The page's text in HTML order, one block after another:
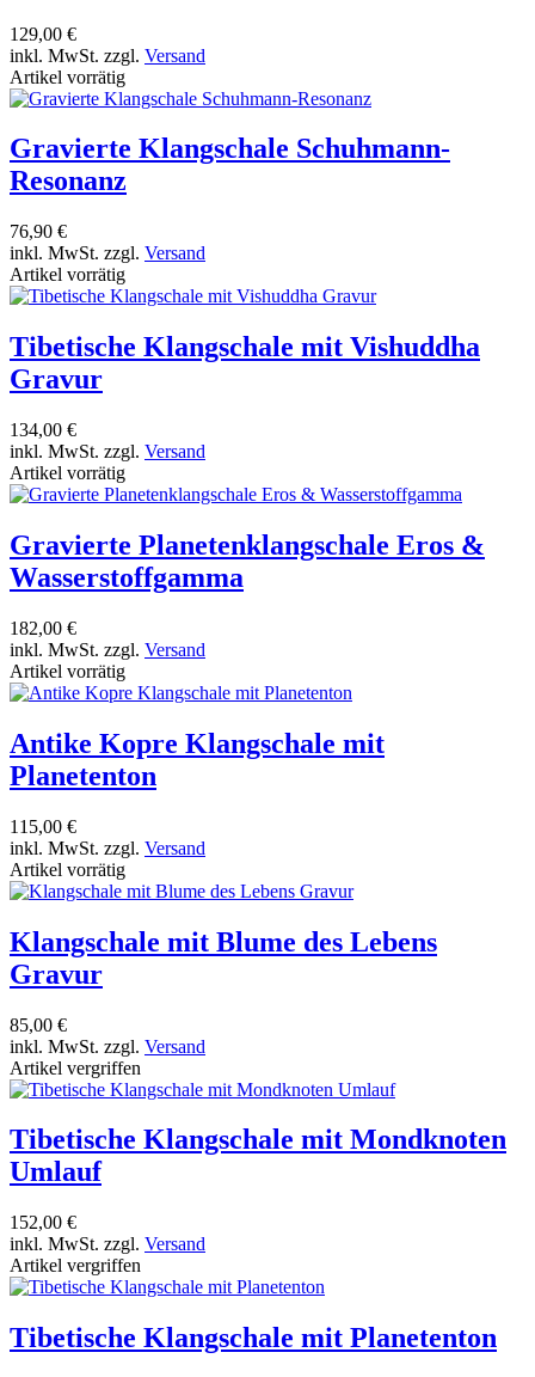
129,00 €
inkl. MwSt. zzgl. Versand
Artikel vorrätig
Gravierte Klangschale Schuhmann-
Resonanz
76,90 €
inkl. MwSt. zzgl. Versand
Artikel vorrätig
Tibetische Klangschale mit Vishuddha
Gravur
134,00 €
inkl. MwSt. zzgl. Versand
Artikel vorrätig
Gravierte Planetenklangschale Eros &
Wasserstoffgamma
182,00 €
inkl. MwSt. zzgl. Versand
Artikel vorrätig
Antike Kopre Klangschale mit
Planetenton
115,00 €
inkl. MwSt. zzgl. Versand
Artikel vorrätig
Klangschale mit Blume des Lebens
Gravur
85,00 €
inkl. MwSt. zzgl. Versand
Artikel vergriffen
Tibetische Klangschale mit Mondknoten
Umlauf
152,00 €
inkl. MwSt. zzgl. Versand
Artikel vergriffen
Tibetische Klangschale mit Planetenton